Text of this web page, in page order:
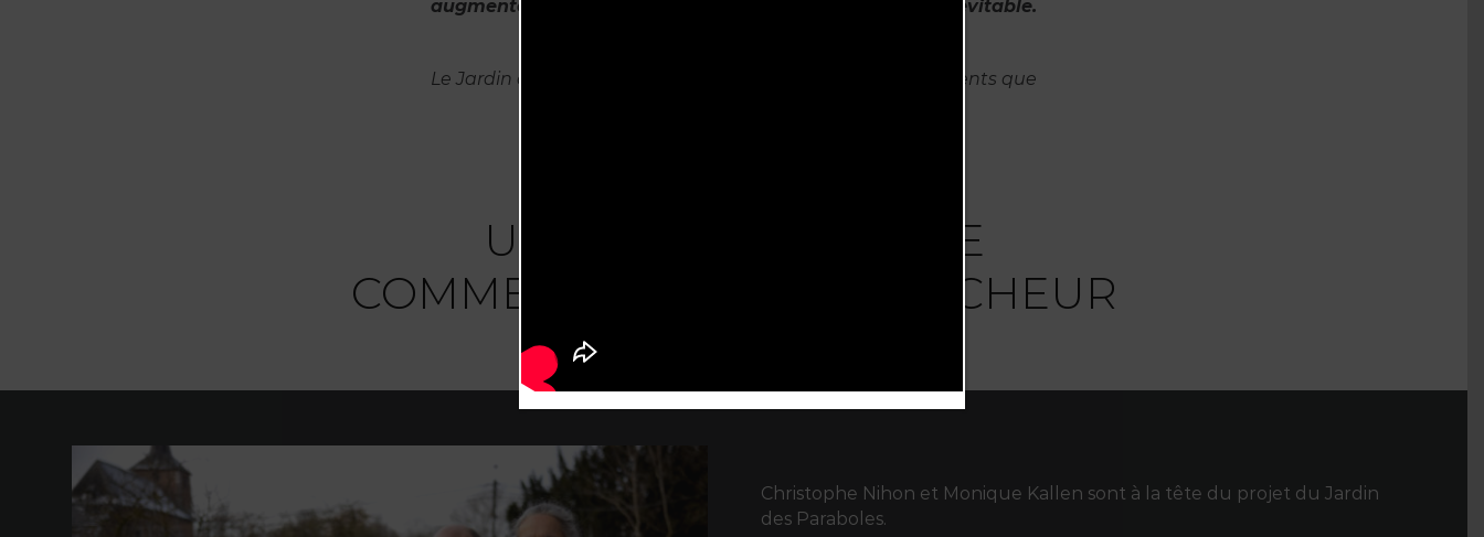
augmente et la planète se meurt. Le changement est inévitable.
Le Jardin des Paraboles est une réponse aux questionnements que
UN COUP DE FOUDRE
COMME PREMIER DÉCLENCHEUR
Christophe Nihon et Monique Kallen sont à la tête du projet du Jardin
des Paraboles.